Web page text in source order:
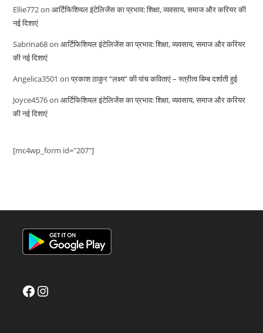
Ellie772onआर्टिफिशियल इंटेलिजेंस का प्रभाव: शिक्षा, व्यवसाय, समाज और करियर की
नई दिशाएं
Sabrina68onआर्टिफिशियल इंटेलिजेंस का प्रभाव: शिक्षा, व्यवसाय, समाज और करियर
की नई दिशाएं
Angelica3501 onप्रकाश ठाकुर “लक्ष्य” की पांच कविताएं – स्त्रीत्व बिम्ब दर्शाती हुई
Joyce4576onआर्टिफिशियल इंटेलिजेंस का प्रभाव: शिक्षा, व्यवसाय, समाज और करियर
की नई दिशाएं
[mc4wp_form id="207"]
FacebookInstagram